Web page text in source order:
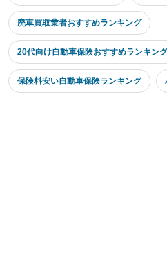
廃車買取業者おすすめランキング
20代向け自動車保険おすすめランキング
保険料安い自動車保険ランキング